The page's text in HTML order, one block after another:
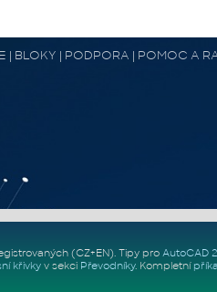
| BLOKY | PODPORA | POMOC A
(CZ+EN). Tipy pro AutoCAD
křivkyv sekci Převodníky. Kompletní